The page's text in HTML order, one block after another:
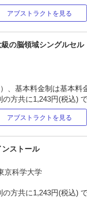
アブストラクトを見る
の脳領域シングルセ
、基本料金制は基本料
方共に1,243円(税込) で
アブストラクトを見る
ストール
京科学大学
方共に1,243円(税込) で